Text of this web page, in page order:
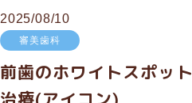
2025/08/10
審美歯科
前歯のホワイトスポット